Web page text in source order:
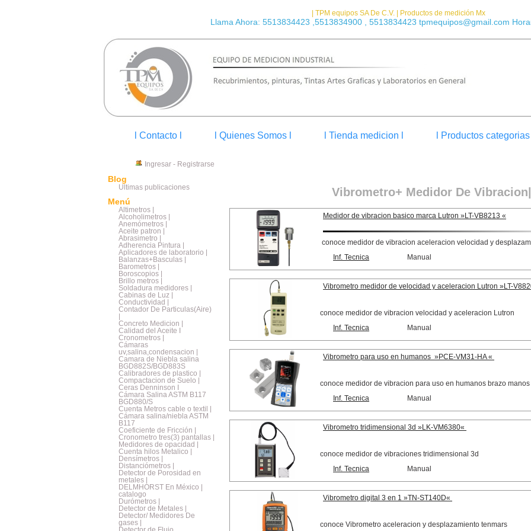
| TPM equipos SA De C.V. | Productos de medición Mx
Llama Ahora: 5513834423 ,5513834900 , 5513834423 tpmequipos@gmail.com
l Contacto l l Quienes Somos l l Tienda medicion l l Productos categorias l
Ingresar - Registrarse
Blog
Últimas publicaciones
Menú
Altimetros |
Alcoholimetros |
Anemómetros |
Aceite patron |
Abrasimetro |
Adherencia Pintura |
Aplicadores de laboratorio |
Balanzas+Basculas |
Barometros |
Boroscopios |
Brillo metros |
Soldadura medidores |
Cabinas de Luz |
Conductividad |
Contador De Particulas(Aire)
Concreto Medicion |
Calidad del Aceite I
Cronometros |
Cámaras
uv,salina,condensacion |
Camara de Niebla salina
BGD882S/BGD883S
Calibradores de plastico |
Compactacion de Suelo |
Ceras Denninson I
Cámara Salina ASTM B117
BGD880/S
Cuenta Metros cable o textil |
Cámara salina/niebla ASTM
B117
Coeficiente de Fricción |
Cronometro tres(3) pantallas |
Medidores de opacidad |
Cuenta hilos Metalico |
Densímetros |
Distanciómetros |
Detector de Porosidad en
metales |
DELMHORST En México |
catalogo
Durómetros |
Detector de Metales |
Detector/ Medidores De
gases |
Vibrometro+ Medidor De
Medidor de vibracion basico marca Lutron »LT-VB8213 «
conoce medidor de vibracion aceleracion velocidad y
Inf. Tecnica
Manual
Vibrometro medidor de velocidad y aceleracion Lutron »LT-
conoce medidor de vibracion velocidad y aceleracion Lutron
Inf. Tecnica
Manual
Vibrometro para uso en humanos »PCE-VM31-HA «
conoce medidor de vibracion para uso en humanos brazo manos
Inf. Tecnica
Manual
Vibrometro tridimensional 3d »LK-VM6380«
conoce medidor de vibraciones tridimensional 3d
Inf. Tecnica
Manual
Vibrometro digital 3 en 1 »TN-ST140D«
conoce Vibrometro aceleracion y desplazamiento tenmars